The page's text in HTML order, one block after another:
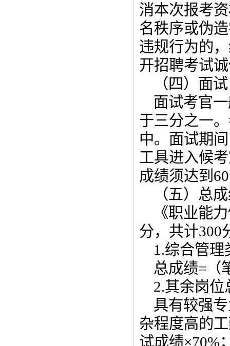
消本次报考
名秩序或伪
违规行为的
开招聘考试
（四）面试
面试考官
于三分之一
中。面试期
工具进入候
成绩须达到
（五）总
《职业能
分，共计300
1.综合管
总成绩=（
2.其余岗位
具有较强
杂程度高的
试成绩×70%